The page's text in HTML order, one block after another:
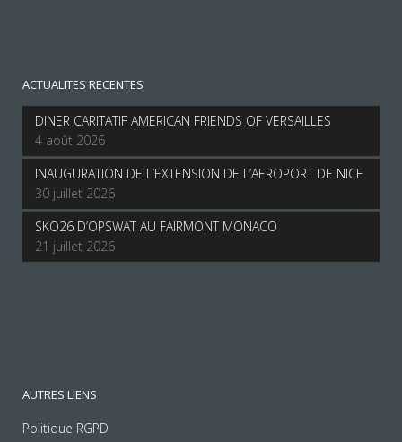
ACTUALITES RECENTES
DINER CARITATIF AMERICAN FRIENDS OF VERSAILLES
4 août 2026
INAUGURATION DE L’EXTENSION DE L’AEROPORT DE NICE
30 juillet 2026
SKO26 D’OPSWAT AU FAIRMONT MONACO
21 juillet 2026
AUTRES LIENS
Politique RGPD